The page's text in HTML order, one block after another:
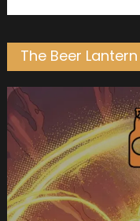
The Beer Lantern